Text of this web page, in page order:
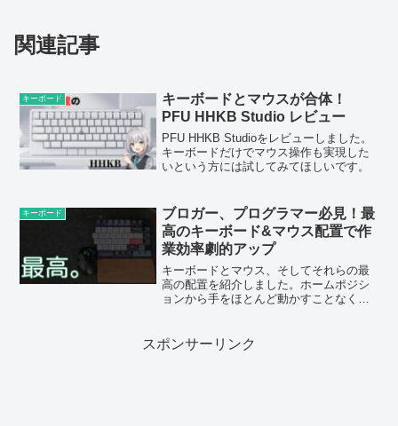
関連記事
キーボード
キーボードとマウスが合体！
PFU HHKB Studio レビュー
PFU HHKB Studioをレビューしました。
キーボードだけでマウス操作も実現した
いという方には試してみてほしいです。
キーボード
ブロガー、プログラマー必見！最
高のキーボード&マウス配置で作
業効率劇的アップ
キーボードとマウス、そしてそれらの最
高の配置を紹介しました。ホームポジシ
ョンから手をほとんど動かすことなく、
スポンサーリンク